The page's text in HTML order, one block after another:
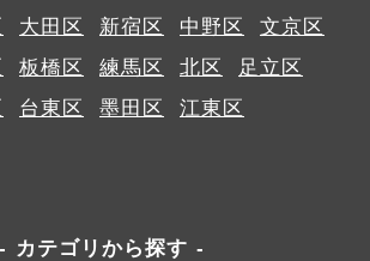
大田区 新宿区 中野区
文京区
板橋区 練馬区 北区
足立区
台東区 墨田区
江東区
カテゴリから探す